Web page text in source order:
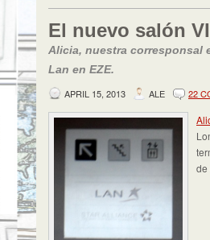
El nuevo salón
Alicia, nuestra corresponsal
Lan en EZE.
APRIL 15, 2013
ALE 22
de